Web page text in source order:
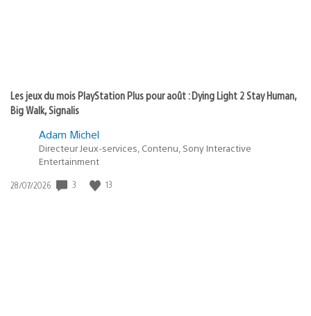
Les jeux du mois PlayStation Plus pour août : Dying Light 2 Stay Human,
Big Walk, Signalis
Adam Michel
Directeur Jeux-services, Contenu, Sony Interactive
Entertainment
Date
28/07/2026 3 13